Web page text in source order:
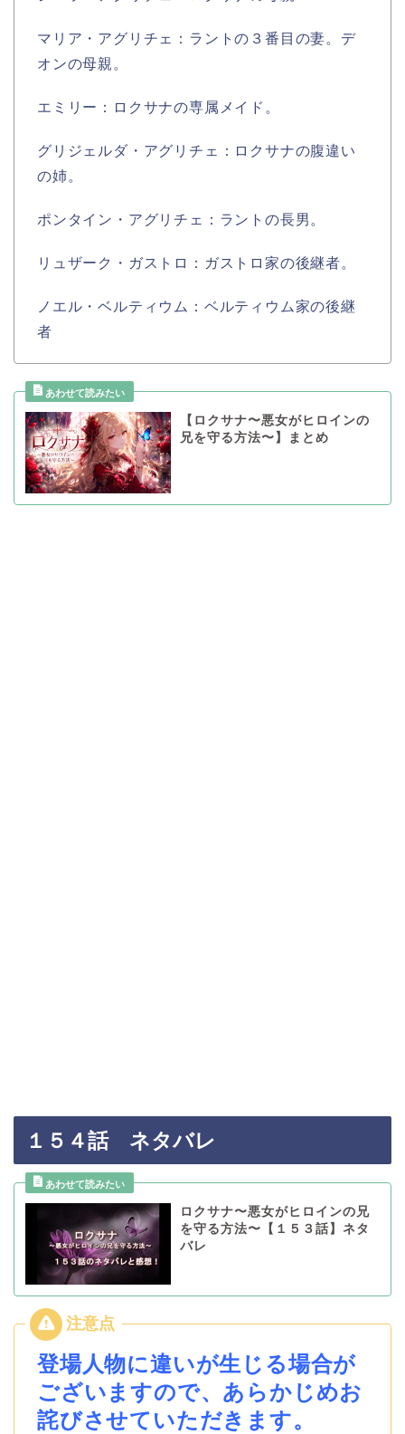
マリア・アグリチェ：ラントの３番目の妻。デ
オンの母親。
エミリー：ロクサナの専属メイド。
グリジェルダ・アグリチェ：ロクサナの腹違い
の姉。
ポンタイン・アグリチェ：ラントの長男。
リュザーク・ガストロ：ガストロ家の後継者。
ノエル・ベルティウム：ベルティウム家の後継
者
【ロクサナ〜悪女がヒロインの
兄を守る方法〜】まとめ
１５４話 ネタバレ
ロクサナ〜悪女がヒロインの兄
を守る方法〜【１５３話】ネタ
バレ
登場人物に違いが生じる場合が
ございますので、あらかじめお
詫びさせていただきます。